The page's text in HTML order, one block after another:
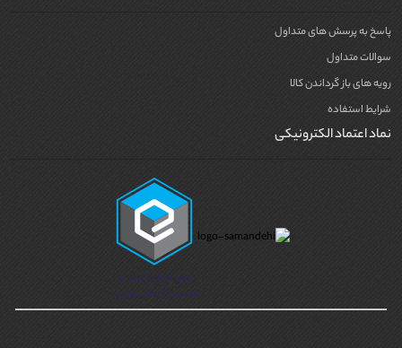
پاسخ به پرسش های متداول
سوالات متداول
رویه های باز گرداندن کالا
شرایط استفاده
نماد اعتماد الکترونیکی